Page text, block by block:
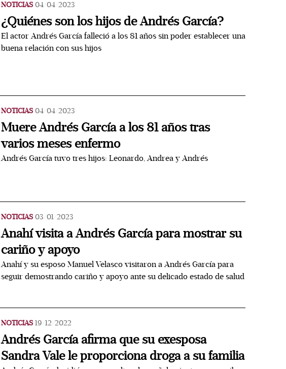
NOTICIAS 04/04/2023
¿Quiénes son los hijos de Andrés García?
El actor Andrés García falleció a los 81 años sin poder establecer una
buena relación con sus hijos
NOTICIAS 04/04/2023
Muere Andrés García a los 81 años tras
varios meses enfermo
Andrés García tuvo tres hijos: Leonardo, Andrea y Andrés
NOTICIAS 03/01/2023
Anahí visita a Andrés García para mostrar su
cariño y apoyo
Anahí y su esposo Manuel Velasco visitaron a Andrés García para
seguir demostrando cariño y apoyo ante su delicado estado de salud
NOTICIAS 19/12/2022
Andrés García afirma que su exesposa
Sandra Vale le proporciona droga a su familia